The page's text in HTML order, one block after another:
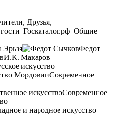
Друзья,
Госкаталог.рф Общие
Эрьзя
Федот
И.К. Макаров
искусство
Современное
Современное